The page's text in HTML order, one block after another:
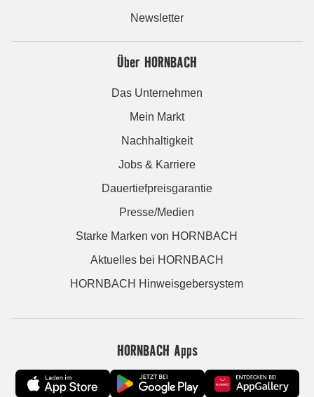
Newsletter
Über HORNBACH
Das Unternehmen
Mein Markt
Nachhaltigkeit
Jobs & Karriere
Dauertiefpreisgarantie
Presse/Medien
Starke Marken von HORNBACH
Aktuelles bei HORNBACH
HORNBACH Hinweisgebersystem
HORNBACH Apps